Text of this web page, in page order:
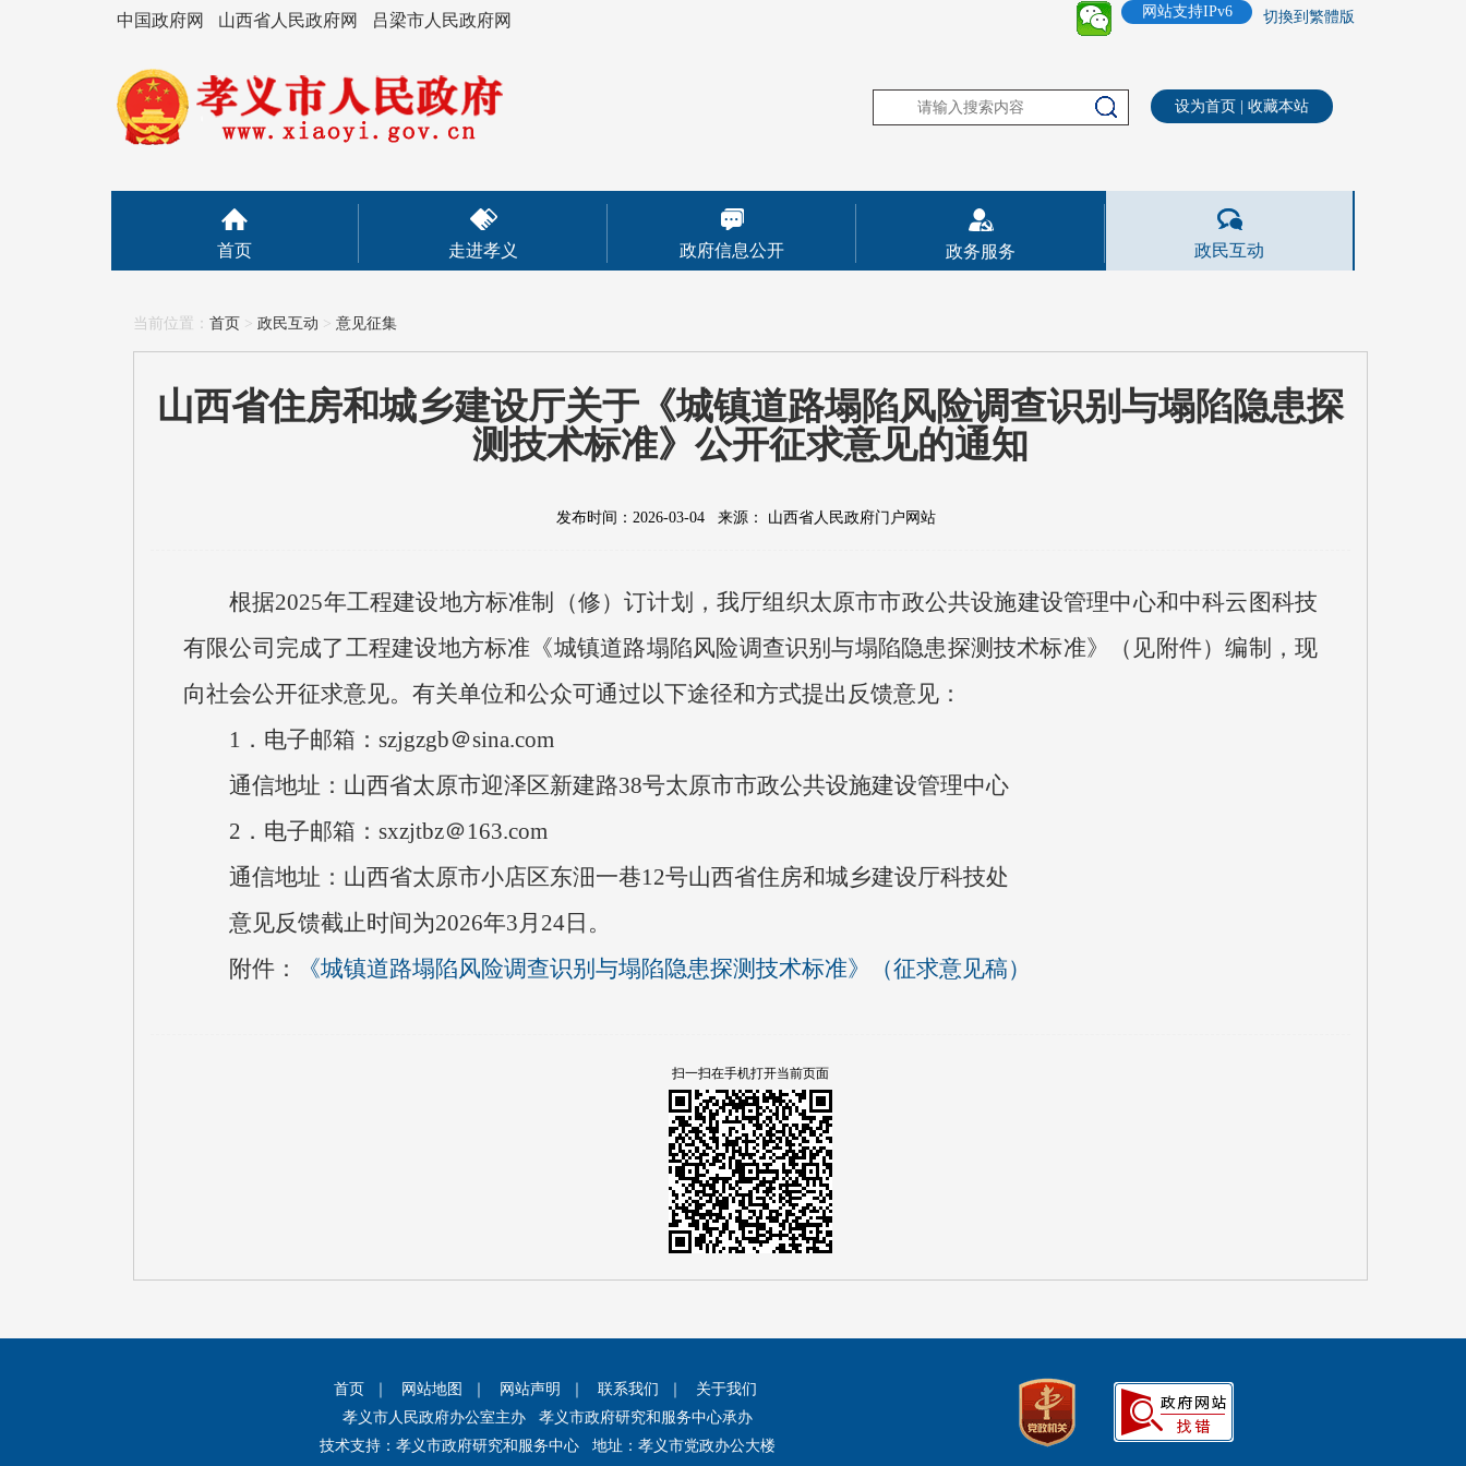
中国政府网 山西省人民政府网 吕梁市人民政府网 切換到繁體版
网站支持IPv6
设为首页 收藏本站
首页 走进孝义 政府信息公开 政务服务 政民互动
当前位置： 首页 > 政民互动 > 意见征集
山西省住房和城乡建设厅关于《城镇道路塌陷风险调查识别与塌陷隐患探
测技术标准》公开征求意见的通知
发布时间：2026-03-04 来源： 山西省人民政府门户网站
根据2025年工程建设地方标准制（修）订计划，我厅组织太原市市政公共设施建设管理中心和中科云图科技
有限公司 完成了工程建设地方标准《城镇道路塌陷风险调查识别与塌陷隐患探测技术标准》 （见附件）编制，现
向社会公开征求意见。有关单位和公众可通过以下途径和方式提出反馈意见：
1． 电子邮箱：szjgzgb＠sina.com
通信地址：山西省太原市迎泽区新建路38号太原市市政公共设施建设管理中心
2．电子邮箱：sxzjtbz＠163.com
通信地址：山西省太原市小店区东沺一巷12号山西省住房和城乡建设厅科技处
意见反馈截止时间为2026年3月24日。
附件：
《城镇道路塌陷风险调查识别与塌陷隐患探测技术标准》（征求意见稿）
扫一扫在手机打开当前页面
首页 网站地图 网站声明 联系我们
关于我们
孝义市人民政府办公室主办 孝义市政府研究和服务中心承办
技术支持：孝义市政府研究和服务中心 地址：孝义市党政办公大楼